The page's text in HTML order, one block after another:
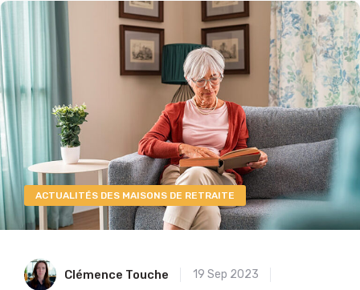
ACTUALITÉS DES MAISONS DE RETRAITE
Clémence Touche 19 Sep 2023